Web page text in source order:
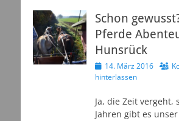
Schon
Pferde
Hunsrück
Veröffentlicht
am
14. März 2016
hinterlassen
Ja, die Zeit vergeht,
Jahren gibt es